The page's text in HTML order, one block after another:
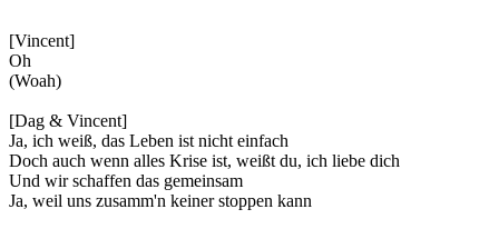
[Vincent]
Oh
(Woah)
[Dag & Vincent]
Ja, ich weiß, das Leben ist nicht einfach
Doch auch wenn alles Krise ist, weißt du, ich liebe dich
Und wir schaffen das gemeinsam
Ja, weil uns zusamm'n keiner stoppen kann